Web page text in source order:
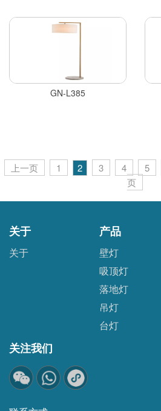
GN-L385
上一页 1 2 3 4 5
页
关于
关于
产品
壁灯
吸顶灯
落地灯
吊灯
台灯
关注我们